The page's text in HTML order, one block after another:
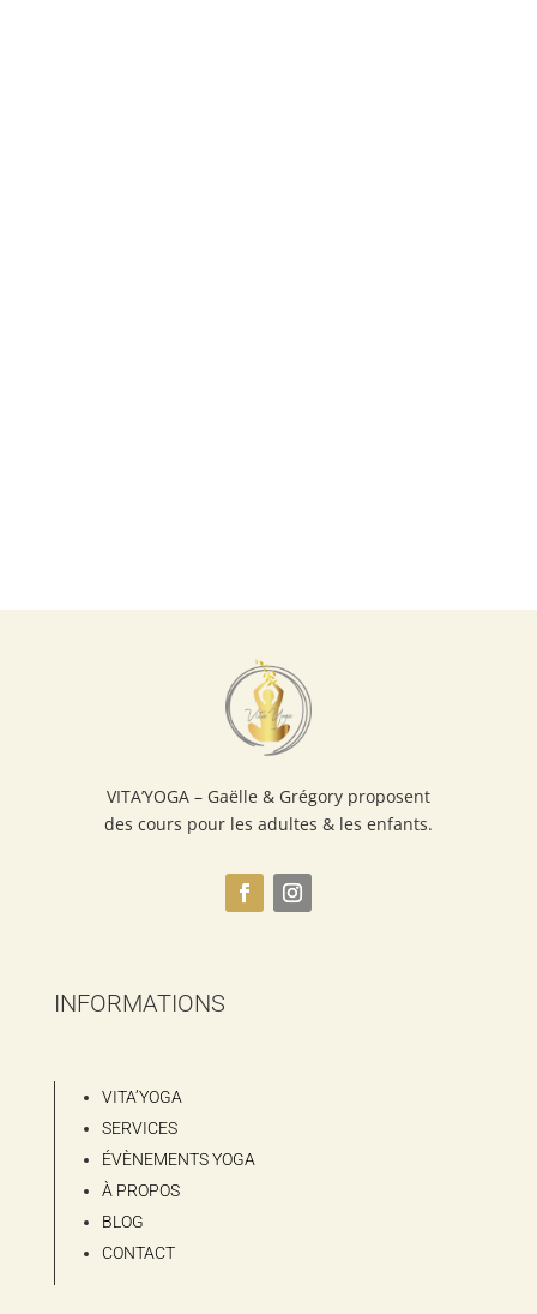
VITA’YOGA – Gaëlle & Grégory proposent
des cours pour les adultes & les enfants.
INFORMATIONS
VITA’YOGA
SERVICES
ÉVÈNEMENTS YOGA
À PROPOS
BLOG
CONTACT